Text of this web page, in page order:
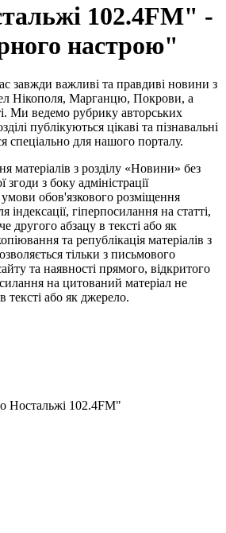
102.4FM" -
настрою"
завжди важливі та правдиві новини з
Нікополя, Марганцю, Покрови, а
Ми ведемо рубрику авторських
публікуються цікаві та пізнавальні
спеціально для нашого порталу.
матеріалів з розділу «Новини» без
з боку адміністрації
обов'язкового розміщення
індексації, гіперпосилання на статті,
другого абзацу в тексті або як
та републікація матеріалів з
тільки з письмового
та наявності прямого, відкритого
на цитований матеріал не
тексті або як джерело.
Ностальжі 102.4FM"